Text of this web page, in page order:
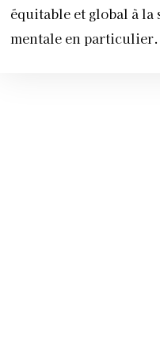
équitable et global à la
mentale en particulier.